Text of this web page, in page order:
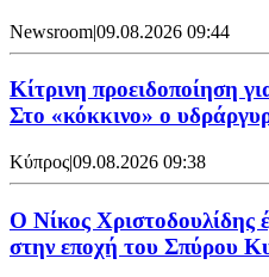
Newsroom|09.08.2026 09:44
Κίτρινη προειδοποίηση
Στο «κόκκινο» ο
Κύπρος|09.08.2026 09:38
Ο Νίκος Χριστοδουλίδης
στην εποχή του Σπύρου